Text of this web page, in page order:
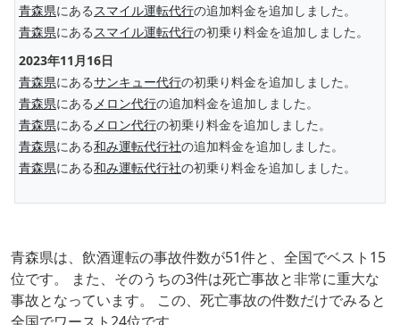
青森県にある スマイル運転代行の追加料金を追加しました。
青森県にある スマイル運転代行の初乗り料金を追加しました。
2023年11月16日
青森県にあるサンキュー代行の初乗り料金を追加しました。
青森県にある メロン代行の追加料金を追加しました。
青森県にある メロン代行の初乗り料金を追加しました。
青森県にある和み運転代行社の追加料金を追加しました。
青森県にある和み運転代行社の初乗り料金を追加しました。
青森県は、飲酒運転の事故件数が51件と、全国でベスト15
位です。 また、そのうちの3件は死亡事故と非常に重大な
事故となっています。 この、死亡事故の件数だけでみると
全国でワースト24位です。